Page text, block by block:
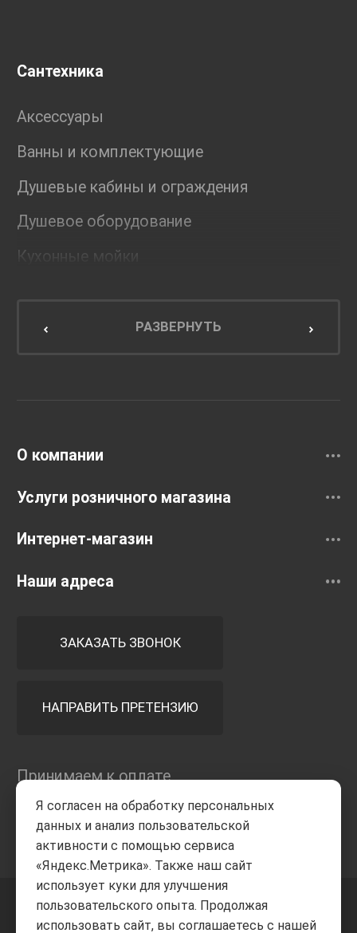
Сантехника
Аксессуары
Ванны и комплектующие
Душевые кабины и ограждения
Душевое оборудование
Кухонные мойки
Мебель для кухниРАЗВЕРНУТЬ
О компании
Услуги розничного магазина
Интернет-магазин
Наши адреса
ЗАКАЗАТЬ ЗВОНОК
НАПРАВИТЬ ПРЕТЕНЗИЮ
Принимаем к оплате
+7 8332205-805 ВВЕРХ
Я согласен на обработку персональных
данных и анализ пользовательской
активности с помощью сервиса
«Яндекс.Метрика». Также наш сайт
использует куки для улучшения
пользовательского опыта. Продолжая
использовать сайт, вы соглашаетесь с нашей